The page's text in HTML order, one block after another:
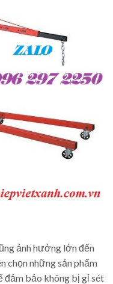
ảnh hưởng lớn đến
chọn những sản phẩm
bảo không bị gỉ sét